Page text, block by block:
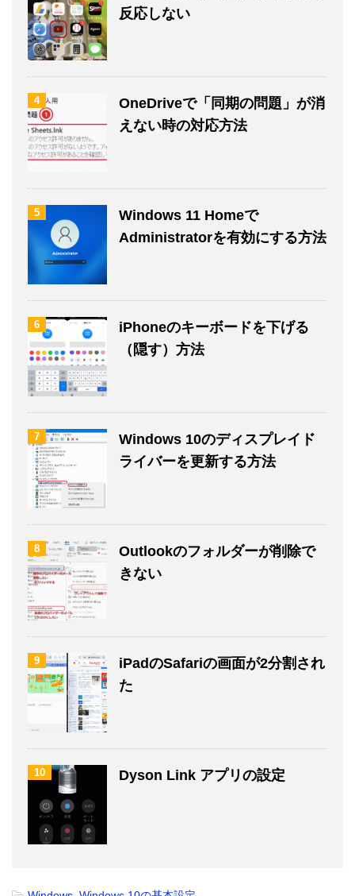
反応しない
4
OneDriveで「同期の問題」が消
えない時の対応方法
5
Windows 11 Homeで
Administratorを有効にする方法
6
iPhoneのキーボードを下げる
（隠す）方法
7
Windows 10のディスプレイド
ライバーを更新する方法
8
Outlookのフォルダーが削除で
きない
9
iPadのSafariの画面が2分割され
た
10 Dyson Link アプリの設定